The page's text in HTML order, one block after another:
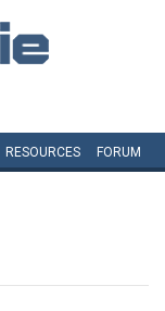
RESOURCES FORUM